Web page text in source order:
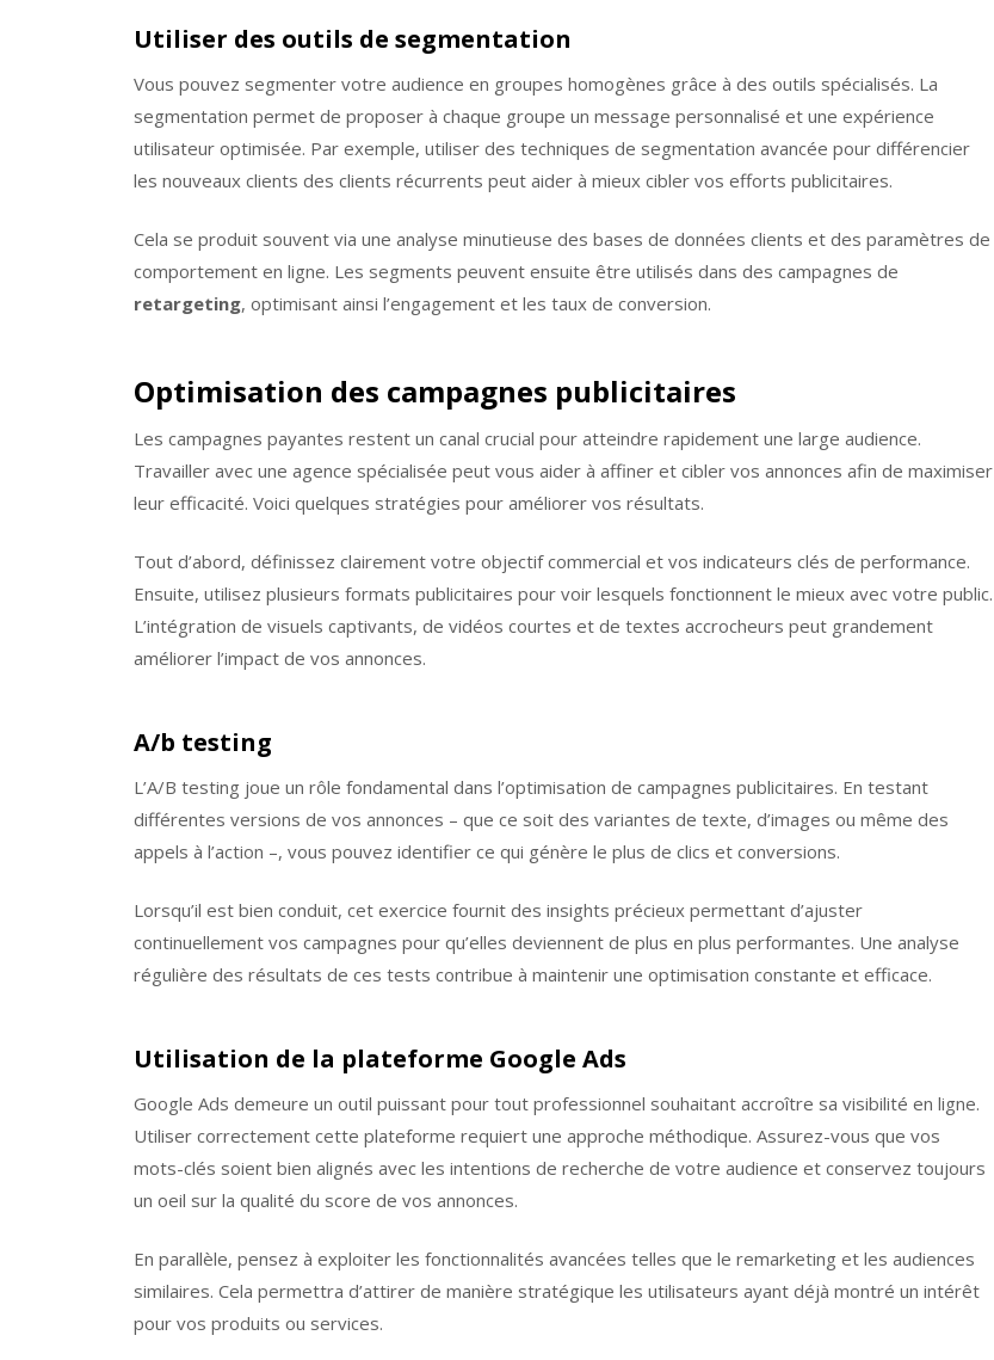
Utiliser des outils de segmentation
Vous pouvez segmenter votre audience en groupes homogènes grâce à des outils spécialisés. La
segmentation permet de proposer à chaque groupe un message personnalisé et une expérience
utilisateur optimisée. Par exemple, utiliser des techniques de segmentation avancée pour différencier
les nouveaux clients des clients récurrents peut aider à mieux cibler vos efforts publicitaires.
Cela se produit souvent via une analyse minutieuse des bases de données clients et des paramètres de
comportement en ligne. Les segments peuvent ensuite être utilisés dans des campagnes de
retargeting, optimisant ainsi l’engagement et les taux de conversion.
Optimisation des campagnes publicitaires
Les campagnes payantes restent un canal crucial pour atteindre rapidement une large audience.
Travailler avec une agence spécialisée peut vous aider à affiner et cibler vos annonces afin de maximiser
leur efficacité. Voici quelques stratégies pour améliorer vos résultats.
Tout d’abord, définissez clairement votre objectif commercial et vos indicateurs clés de performance.
Ensuite, utilisez plusieurs formats publicitaires pour voir lesquels fonctionnent le mieux avec votre public.
L’intégration de visuels captivants, de vidéos courtes et de textes accrocheurs peut grandement
améliorer l’impact de vos annonces.
A/b testing
L’A/B testing joue un rôle fondamental dans l’optimisation de campagnes publicitaires. En testant
différentes versions de vos annonces – que ce soit des variantes de texte, d’images ou même des
appels à l’action –, vous pouvez identifier ce qui génère le plus de clics et conversions.
Lorsqu’il est bien conduit, cet exercice fournit des insights précieux permettant d’ajuster
continuellement vos campagnes pour qu’elles deviennent de plus en plus performantes. Une analyse
régulière des résultats de ces tests contribue à maintenir une optimisation constante et efficace.
Utilisation de la plateforme Google Ads
Google Ads demeure un outil puissant pour tout professionnel souhaitant accroître sa visibilité en ligne.
Utiliser correctement cette plateforme requiert une approche méthodique. Assurez-vous que vos
mots-clés soient bien alignés avec les intentions de recherche de votre audience et conservez toujours
un oeil sur la qualité du score de vos annonces.
En parallèle, pensez à exploiter les fonctionnalités avancées telles que le remarketing et les audiences
similaires. Cela permettra d’attirer de manière stratégique les utilisateurs ayant déjà montré un intérêt
pour vos produits ou services.